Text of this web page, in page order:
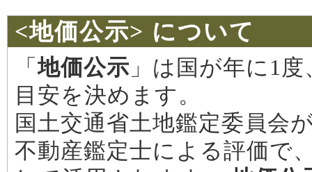
<地価公示> について
「地価公示 」は国が年に1
目安を決めます。
国土交通省土地鑑定委員会
不動産鑑定士による評価で